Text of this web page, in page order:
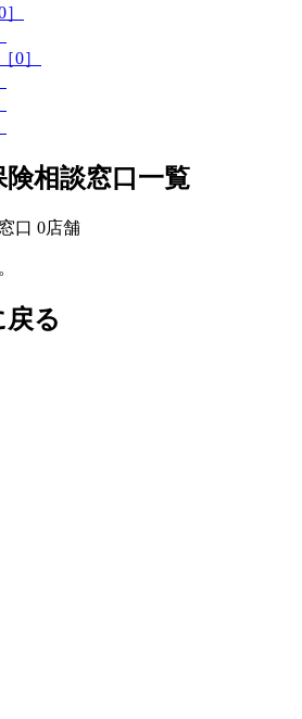
0］
相談窓口一覧
口 0店舗
る